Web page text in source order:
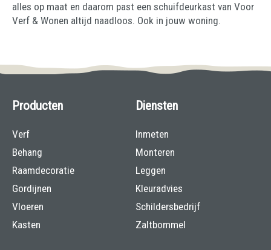
alles op maat en daarom past een schuifdeurkast van Voor
Verf & Wonen altijd naadloos. Ook in jouw woning.
Producten
Verf
Behang
Raamdecoratie
Gordijnen
Vloeren
Kasten
Diensten
Inmeten
Monteren
Leggen
Kleuradvies
Schildersbedrijf
Zaltbommel